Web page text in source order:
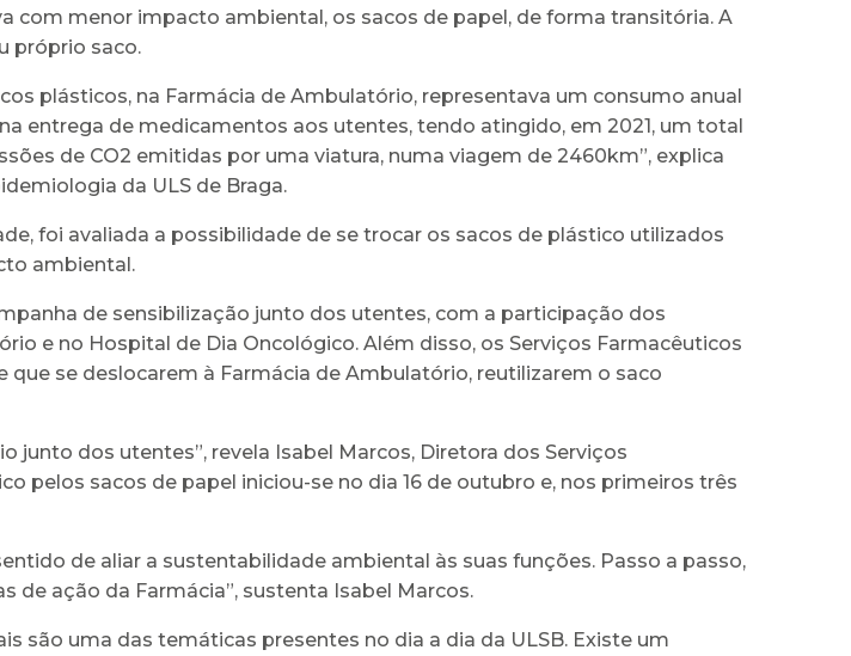
menor impacto ambiental, os sacos de papel, de forma transitória. A
próprio saco.
plásticos, na Farmácia de Ambulatório, representava um consumo anual
entrega de medicamentos aos utentes, tendo atingido, em 2021, um total
de CO2 emitidas por uma viatura, numa viagem de 2460km”, explica
da ULS de Braga.
foi avaliada a possibilidade de se trocar os sacos de plástico utilizados
ambiental.
de sensibilização junto dos utentes, com a participação dos
e no Hospital de Dia Oncológico. Além disso, os Serviços Farmacêuticos
se deslocarem à Farmácia de Ambulatório, reutilizarem o saco
junto dos utentes”, revela Isabel Marcos, Diretora dos Serviços
pelos sacos de papel iniciou-se no dia 16 de outubro e, nos primeiros três
de aliar a sustentabilidade ambiental às suas funções. Passo a passo,
de ação da Farmácia”, sustenta Isabel Marcos.
são uma das temáticas presentes no dia a dia da ULSB. Existe um